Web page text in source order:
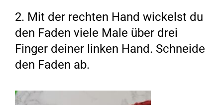
2. Mit der rechten Hand wickelst du
den Faden viele Male über drei
Finger deiner linken Hand. Schneide
den Faden ab.